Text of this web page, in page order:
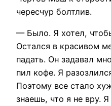
чересчур болтлив.
— Было. Я хотел,
Остался в красивом
падать. Он задавал
пил кофе. Я
Поэтому все стало
знаешь, что я не вру.